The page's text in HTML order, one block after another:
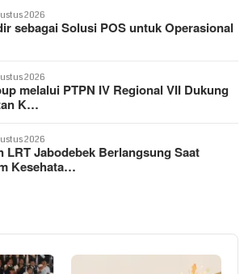
2026
sebagai Solusi POS untuk Operasional
2026
melalui PTPN IV Regional VII Dukung
K…
2026
LRT Jabodebek Berlangsung Saat
Kesehata…